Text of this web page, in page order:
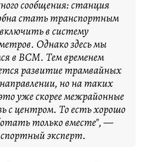
сообщения: станция
стать транспортным
в систему
Однако здесь мы
в ВСМ. Тем временем
развитие трамвайных
но на таких
уже скорее межрайонные
с центром. То есть хорошо
только вместе", —
эксперт.